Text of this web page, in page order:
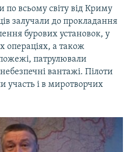
по всьому світу від Криму
залучали до прокладання
бурових установок, у
операціях, а також
патрулювали
вантажі. Пілоти
участь і в миротворчих